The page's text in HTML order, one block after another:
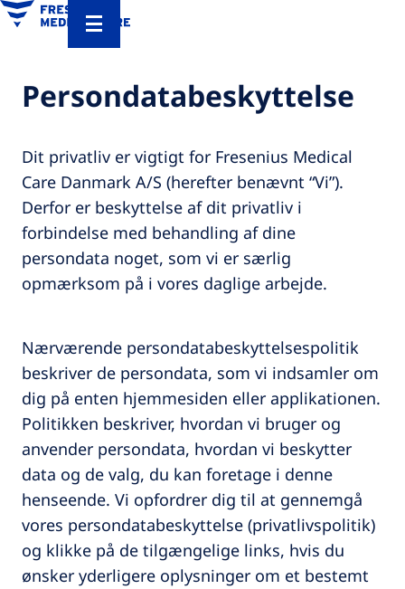
Persondatabeskyttelse
Dit privatliv er vigtigt for Fresenius Medical
Care Danmark A/S (herefter benævnt “Vi”).
Derfor er beskyttelse af dit privatliv i
forbindelse med behandling af dine
persondata noget, som vi er særlig
opmærksom på i vores daglige arbejde.
Nærværende persondatabeskyttelsespolitik
beskriver de persondata, som vi indsamler om
dig på enten hjemmesiden eller applikationen.
Politikken beskriver, hvordan vi bruger og
anvender persondata, hvordan vi beskytter
data og de valg, du kan foretage i denne
henseende. Vi opfordrer dig til at gennemgå
vores persondatabeskyttelse (privatlivspolitik)
og klikke på de tilgængelige links, hvis du
ønsker yderligere oplysninger om et bestemt